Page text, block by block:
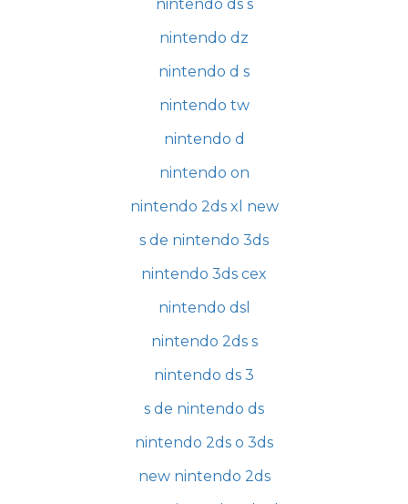
nintendo ds s
nintendo dz
nintendo d s
nintendo tw
nintendo d
nintendo on
nintendo 2ds xl new
s de nintendo 3ds
nintendo 3ds cex
nintendo dsl
nintendo 2ds s
nintendo ds 3
s de nintendo ds
nintendo 2ds o 3ds
new nintendo 2ds